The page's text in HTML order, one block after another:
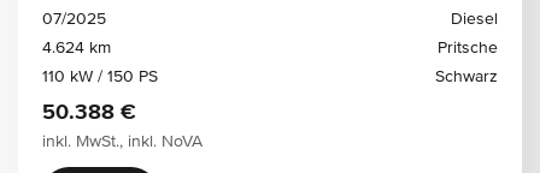
07/2025
Diesel
4.624 km
Pritsche
110 kW / 150 PS
Schwarz
50.388 €
inkl. MwSt., inkl. NoVA